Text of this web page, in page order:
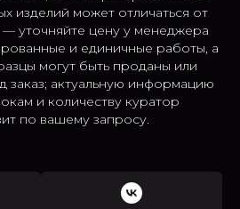
изделий может отличаться от
— уточняйте цену у менеджера
и единичные работы, а
могут быть проданы или
заказ; актуальную информацию
и количеству куратор
по вашему запросу.